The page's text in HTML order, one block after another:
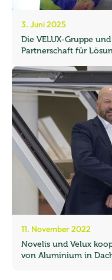
3. Juni 2025
Die VELUX-Gruppe
Partnerschaft für
11. November 2022
Novelis und Velux
von Aluminium in